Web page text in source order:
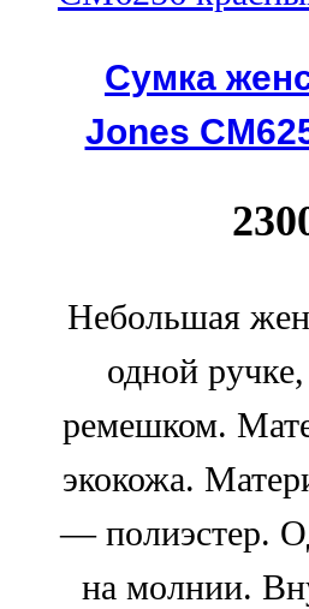
Сумка
Jones
Небольшая
одной
ремешком.
экокожа.
— полиэстер.
на молнии.